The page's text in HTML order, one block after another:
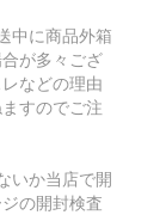
中に商品外箱
が多々ござ
などの理由
すのでご注
いか当店で開
の開封検査